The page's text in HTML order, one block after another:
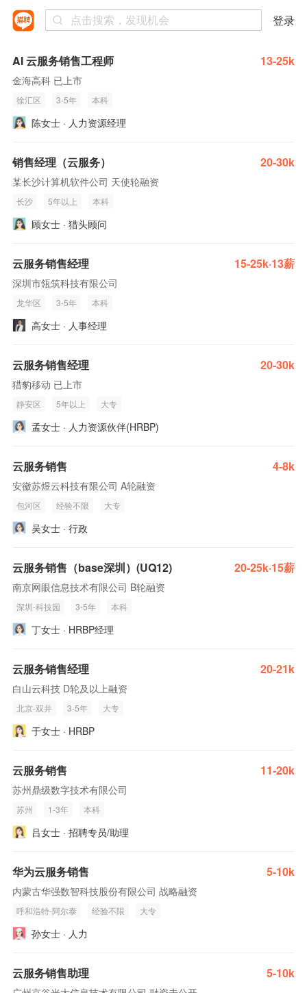
登录
AI 云服务销售工程师 13-25k
金海高科 已上市
徐汇区 3-5年 本科
陈女士 · 人力资源经理
销售经理（云服务） 20-30k
某长沙计算机软件公司 天使轮融资
长沙 5年以上 本科
顾女士 · 猎头顾问
云服务销售经理 15-25k·13薪
深圳市瓴筑科技有限公司
龙华区 3-5年 本科
高女士 · 人事经理
云服务销售经理 20-30k
猎豹移动 已上市
静安区 5年以上 大专
孟女士 · 人力资源伙伴(HRBP)
云服务销售 4-8k
安徽苏煜云科技有限公司 A轮融资
包河区 经验不限 大专
吴女士 · 行政
云服务销售（base深圳）(UQ12) 20-25k·15薪
南京网眼信息技术有限公司 B轮融资
深圳-科技园 3-5年 本科
丁女士 · HRBP经理
云服务销售经理 20-21k
白山云科技 D轮及以上融资
北京-双井 3-5年 大专
于女士 · HRBP
云服务销售 11-20k
苏州鼎级数字技术有限公司
苏州 1-3年 本科
吕女士 · 招聘专员/助理
华为云服务销售 5-10k
内蒙古华强数智科技股份有限公司 战略融资
呼和浩特-阿尔泰 经验不限 大专
孙女士 · 人力
云服务销售助理 5-10k